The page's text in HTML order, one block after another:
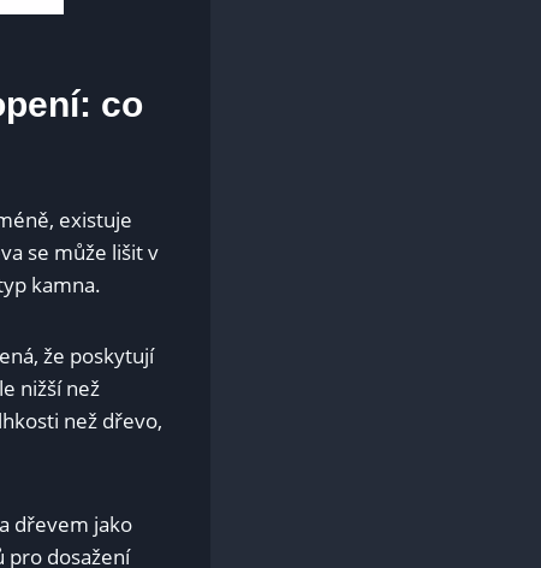
co
existuje
se může lišit v
kamna.
že poskytují
nižší než
než dřevo,
dřevem jako
pro dosažení